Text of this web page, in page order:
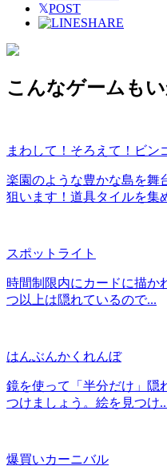
𝕏POST
SHARE
こんなゲームも
まわして！そろえて！ビン
楽園のような豊かな島を舞
狙います！道具タイルを集
スポットライト
時間制限内にカードに描か
つ以上は隠れているので...
はんぶんかくれんぼ
鏡を使って「半分だけ」隠
つけましょう。絵を見つけ
爆買いカーニバル